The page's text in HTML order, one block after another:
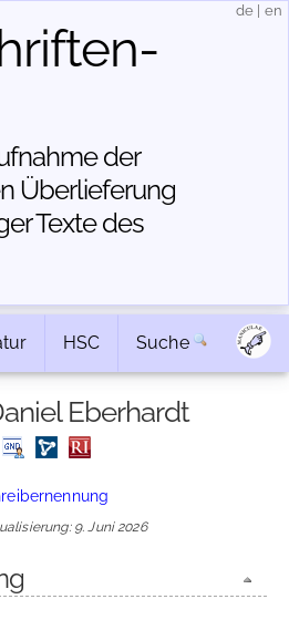
der
Über­lieferung
Texte des
de en
HSC Suche
Eberhardt
9. Juni 2026